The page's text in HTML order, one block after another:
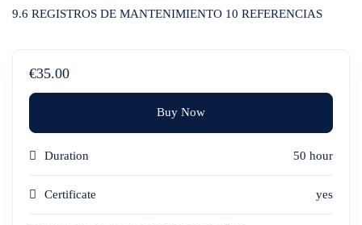
9.6 REGISTROS DE MANTENIMIENTO 10 REFERENCIAS
€35.00
Buy Now
Duration 50 hour
Certificate yes